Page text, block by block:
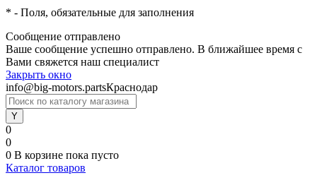
* - Поля, обязательные для заполнения
Сообщение отправлено
Ваше сообщение успешно отправлено. В ближайшее время с
Вами свяжется наш специалист
Закрыть окно
info@big-motors.partsКраснодар
0
0
0 В корзине пока пусто
Каталог товаров